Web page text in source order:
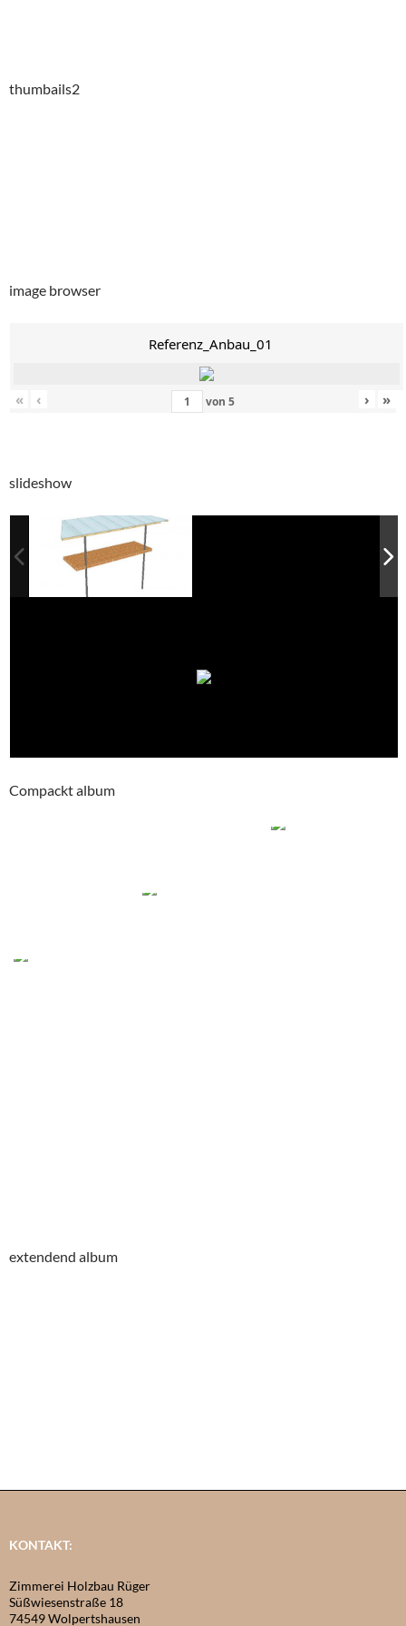
thumbails2
image browser
Referenz_Anbau_01
« ‹ von 5 › »
slideshow
Compackt album
extendend album
KONTAKT:
Zimmerei Holzbau Rüger
Süßwiesenstraße 18
74549 Wolpertshausen